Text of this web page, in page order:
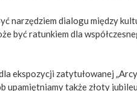
narzędziem dialogu między
być ratunkiem dla
ekspozycji zatytułowanej
upamiętniamy także złoty